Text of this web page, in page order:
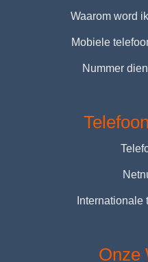
Waarom word
Mobiele
Nummer
Onze